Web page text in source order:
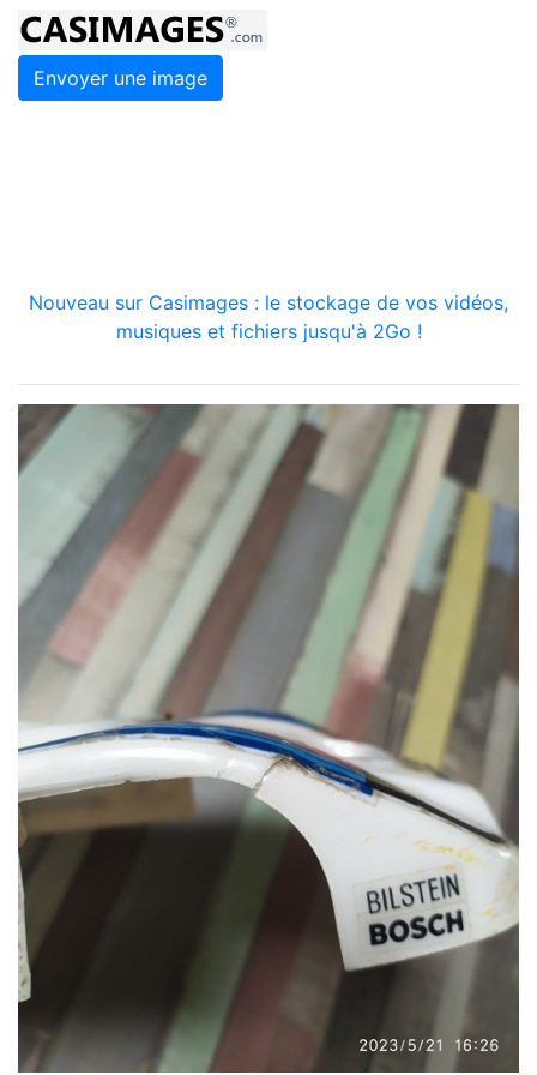
Envoyer une image
Nouveau sur Casimages : le stockage de vos vidéos,
musiques et fichiers jusqu'à 2Go !